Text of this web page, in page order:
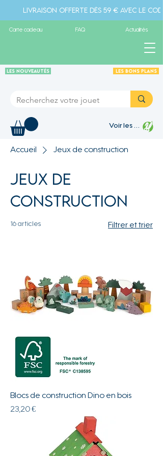
Livraison offerte dès 59 € avec le
Carte cadeau FAQ Actualités
Les Nouveautés Les Bons plans
Voir les points
Accueil Jeux de construction
Jeux de
construction
16 articles Filtrer et trier
Blocs de construction Dino en bois
Prix
23,20 €